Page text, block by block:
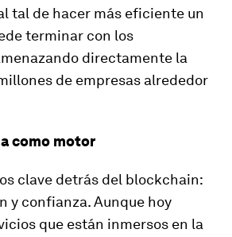
tal de hacer más eficiente un
terminar con los
directamente la
de empresas alrededor
como motor
clave detrás del blockchain:
y confianza. Aunque hoy
que están inmersos en la